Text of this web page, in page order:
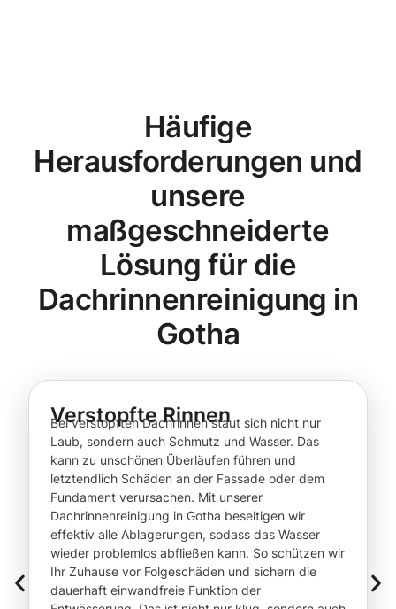
Häufige
Herausforderungen und
unsere
maßgeschneiderte
Lösung für die
Dachrinnenreinigung in
Gotha
Verstopfte Rinnen
Bei verstopften Dachrinnen staut sich nicht nur
Laub, sondern auch Schmutz und Wasser. Das
kann zu unschönen Überläufen führen und
letztendlich Schäden an der Fassade oder dem
Fundament verursachen. Mit unserer
Dachrinnenreinigung in Gotha beseitigen wir
effektiv alle Ablagerungen, sodass das Wasser
wieder problemlos abfließen kann. So schützen wir
Ihr Zuhause vor Folgeschäden und sichern die
dauerhaft einwandfreie Funktion der